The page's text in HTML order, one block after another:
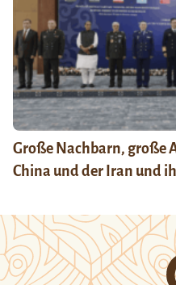
Große Nachbarn, große
China und der Iran und